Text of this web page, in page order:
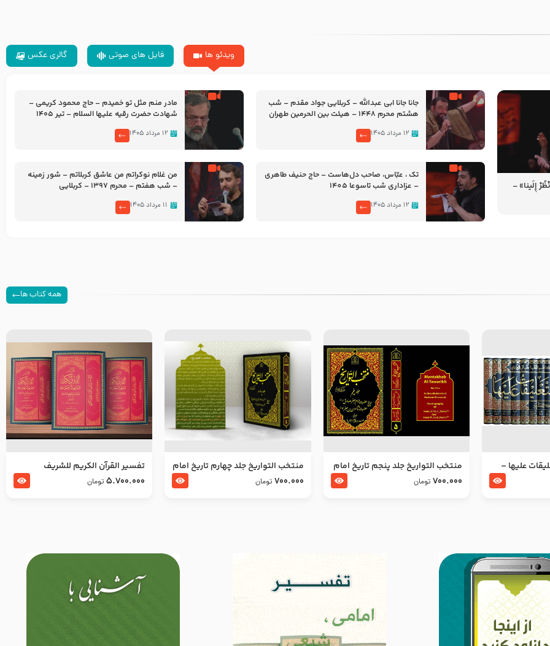
ویدئو ها فایل های صوتی گالری عکس
إِلَینا» –
جانا جانا ابی عبدالله – کربلایی جواد مقدم – شب
هشتم محرم 1448 – هیئت بین الحرمین طهران
۱۲ مرداد ۱۴۰۵
مادر منم مثل تو خمیدم – حاج محمود کریمی –
شهادت حضرت رقیه علیها السلام – تیر ۱۴۰۵
۱۲ مرداد ۱۴۰۵
تک ، عبّاس، صاحب دل‌هاست – حاج حنیف طاهری
– عزاداری شب تاسوعا 1405
۱۲ مرداد ۱۴۰۵
من غلام نوکراتم من عاشق کربلاتم – شور زمینه
– شب هفتم – محرم 1397 – کربلایی
۱۱ مرداد ۱۴۰۵
همه کتاب ها
عليها –
منتخب التواریخ جلد پنجم تاریخ امام
جعفر صادق و امام موسی بن جعفر
700.000 تومان
منتخب التواریخ جلد چهارم تاریخ امام
زین العابدین و امام محمد باقر
700.000 تومان
تفسير القرآن الكريم للشريف
المرتضي قدس سرّه
5.700.000 تومان